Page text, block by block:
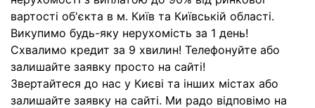
вартості об'єкта в м. Київ та Київській області.
Викупимо будь-яку нерухомість за 1 день!
Схвалимо кредит за 9 хвилин! Телефонуйте або
залишайте заявку просто на сайті!
Звертайтеся до нас у Києві та інших містах або
залишайте заявку на сайті. Ми радо відповімо на